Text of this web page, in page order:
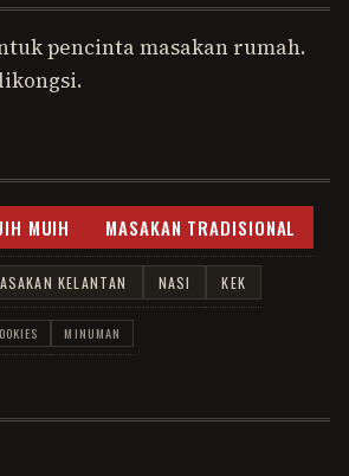
pencinta masakan rumah.
MUIH MASAKAN TRADISIONAL
KELANTAN NASI KEK
MINUMAN